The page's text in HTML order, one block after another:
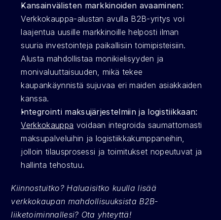
Kansainvälisten markkinoiden avaaminen:
Verkkokauppa-alustan avulla B2B-yritys voi
laajentua uusille markkinoille helposti ilman
suuria investointeja paikallisiin toimipisteisiin.
Alusta mahdollistaa monikielisyyden ja
monivaluuttaisuuden, mikä tekee
kaupankäynnistä sujuvaa eri maiden asiakkaiden
kanssa.
Integrointi maksujärjestelmiin ja logistiikkaan:
Verkkokauppa voidaan integroida saumattomasti
maksupalveluihin ja logistiikkakumppaneihin,
jolloin tilausprosessi ja toimitukset nopeutuvat ja
hallinta tehostuu.
Kiinnostuitko? Haluaisitko kuulla lisää
verkkokaupan mahdollisuuksista B2B-
liiketoiminnallesi? Ota yhteyttä!